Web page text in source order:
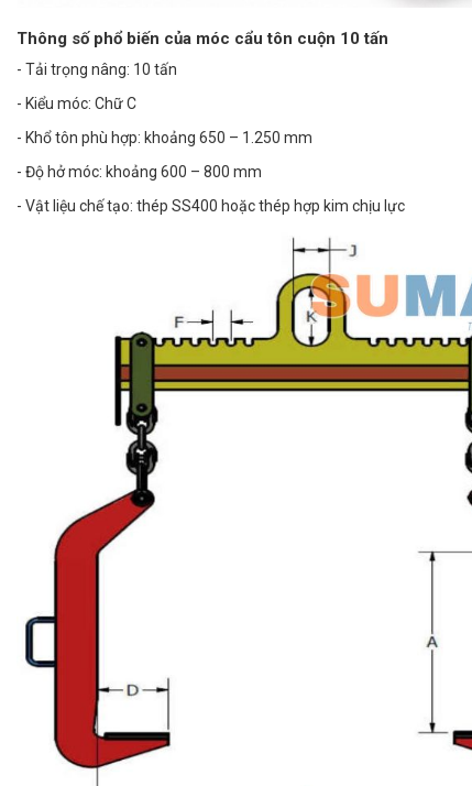
Thông số phổ biến của móc cẩu tôn cuộn 10 tấn
- Tải trọng nâng: 10 tấn
- Kiểu móc: Chữ C
- Khổ tôn phù hợp: khoảng 650 – 1.250 mm
- Độ hở móc: khoảng 600 – 800 mm
- Vật liệu chế tạo: thép SS400 hoặc thép hợp kim chịu lực